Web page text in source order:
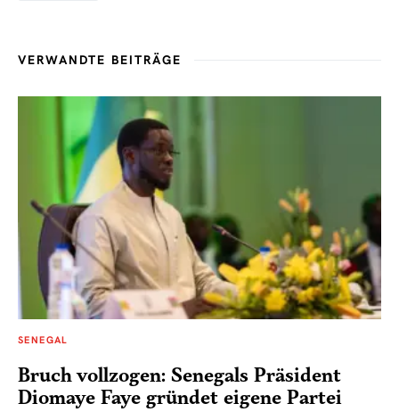
VERWANDTE BEITRÄGE
SENEGAL
Bruch vollzogen: Senegals Präsident
Diomaye Faye gründet eigene Partei